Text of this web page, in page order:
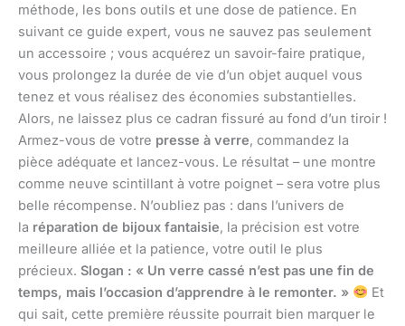
méthode, les bons outils et une dose de patience. En
suivant ce guide expert, vous ne sauvez pas seulement
un accessoire ; vous acquérez un savoir-faire pratique,
vous prolongez la durée de vie d’un objet auquel vous
tenez et vous réalisez des économies substantielles.
Alors, ne laissez plus ce cadran fissuré au fond d’un tiroir !
Armez-vous de votre presse à verre, commandez la
pièce adéquate et lancez-vous. Le résultat – une montre
comme neuve scintillant à votre poignet – sera votre plus
belle récompense. N’oubliez pas : dans l’univers de
la réparation de bijoux fantaisie, la précision est votre
meilleure alliée et la patience, votre outil le plus
précieux. Slogan : « Un verre cassé n’est pas une fin de
temps, mais l’occasion d’apprendre à le remonter. »
Et
qui sait, cette première réussite pourrait bien marquer le